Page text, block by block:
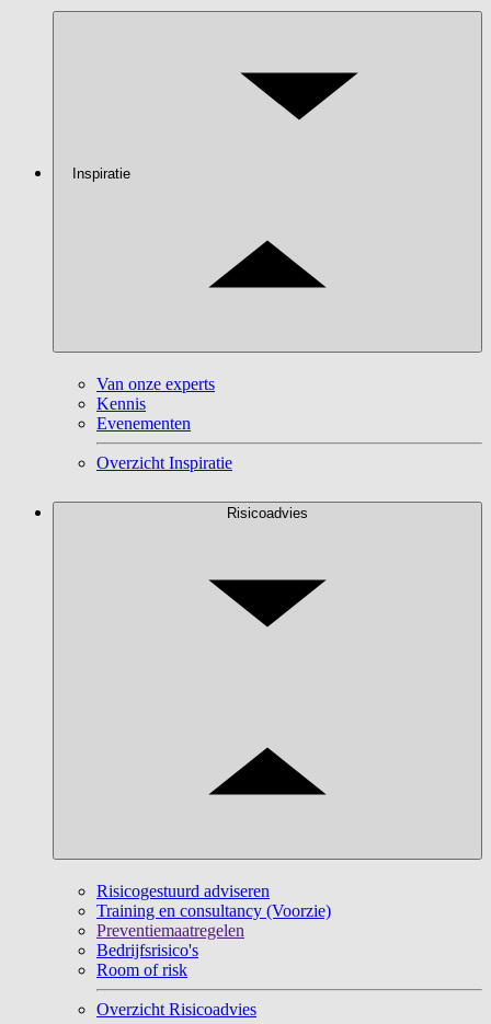
Inspiratie
Van onze experts
Kennis
Evenementen
Overzicht Inspiratie
Risicoadvies
Risicogestuurd adviseren
Training en consultancy (Voorzie)
Preventiemaatregelen
Bedrijfsrisico's
Room of risk
Overzicht Risicoadvies